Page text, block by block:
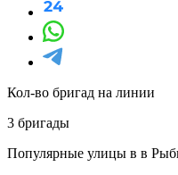
Кол-во бригад на линии
3 бригады
Популярные улицы в в